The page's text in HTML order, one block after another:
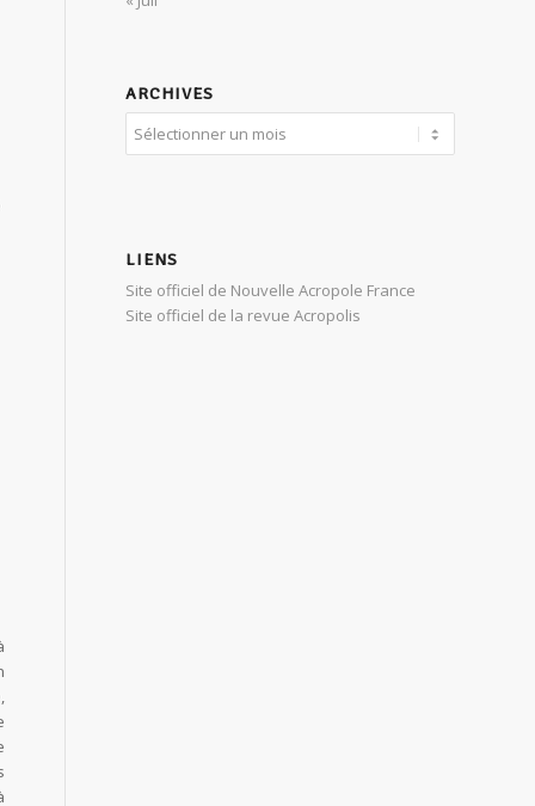
ARCHIVES
LIENS
Site officiel de Nouvelle Acropole France
Site officiel de la revue Acropolis